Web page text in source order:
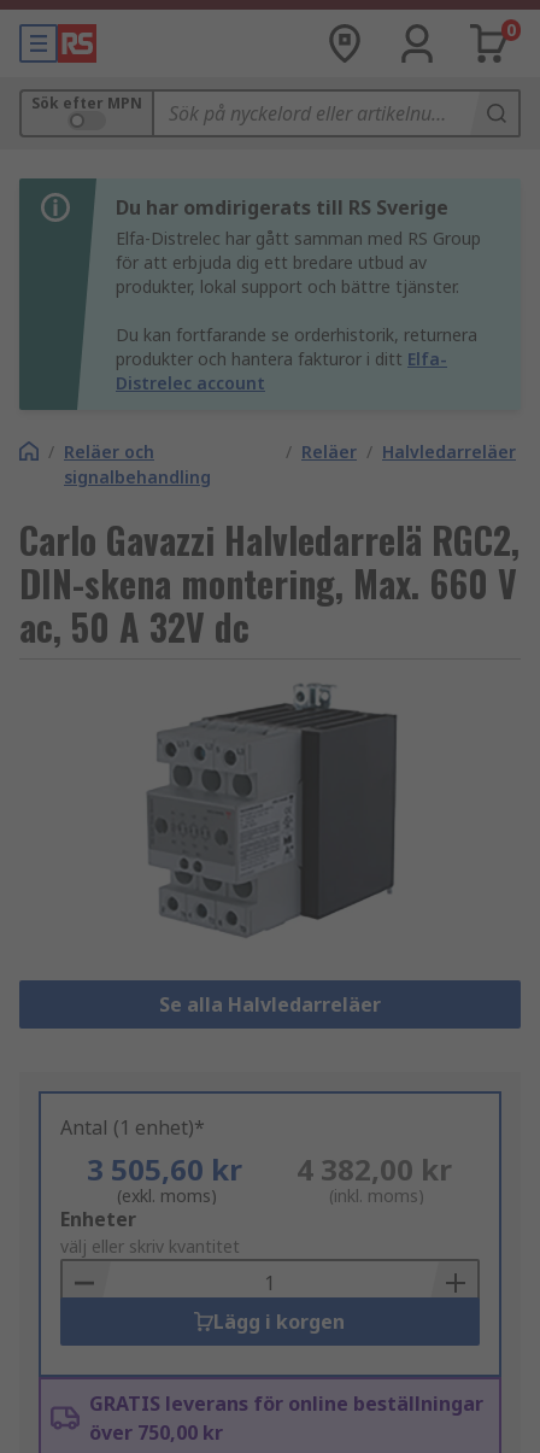
0
Sök efter MPN
Du har omdirigerats till RS Sverige
Elfa-Distrelec har gått samman med RS Group
för att erbjuda dig ett bredare utbud av
produkter, lokal support och bättre tjänster.
Du kan fortfarande se orderhistorik, returnera
produkter och hantera fakturor i ditt Elfa-
Distrelec account
/ Reläer och
signalbehandling
/ Reläer / Halvledarreläer
Carlo Gavazzi Halvledarrelä RGC2,
DIN-skena montering, Max. 660 V
ac, 50 A 32V dc
Se alla Halvledarreläer
Antal (1 enhet)*
3 505,60 kr
(exkl. moms)
4 382,00 kr
(inkl. moms)
Add
to
Basket
Enheter
välj eller skriv kvantitet
Lägg i korgen
GRATIS leverans för online beställningar
över 750,00 kr